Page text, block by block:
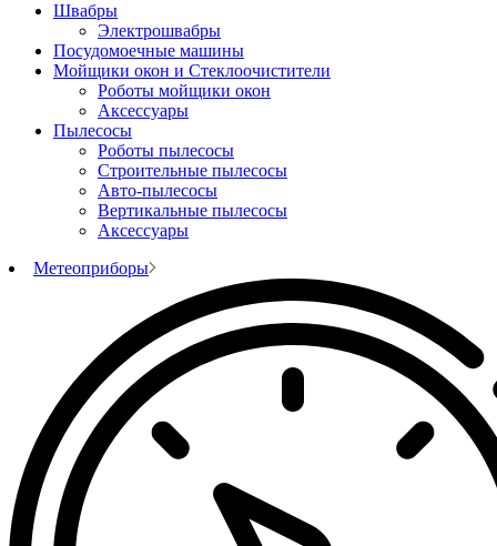
Швабры
Электрошвабры
Посудомоечные машины
Мойщики окон и Стеклоочистители
Роботы мойщики окон
Аксессуары
Пылесосы
Роботы пылесосы
Строительные пылесосы
Авто-пылесосы
Вертикальные пылесосы
Аксессуары
Метеоприборы